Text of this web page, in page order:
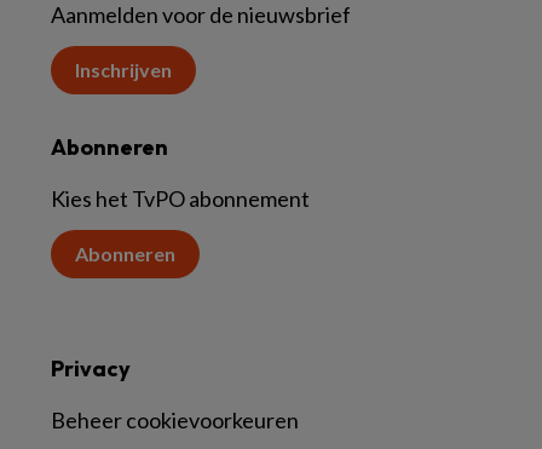
Aanmelden voor de nieuwsbrief
Inschrijven
Abonneren
Kies het TvPO abonnement
Abonneren
Privacy
Beheer cookievoorkeuren